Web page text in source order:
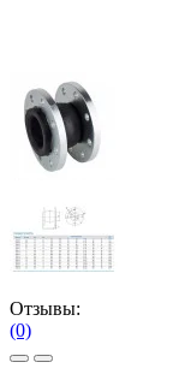
Отзывы:
(0)